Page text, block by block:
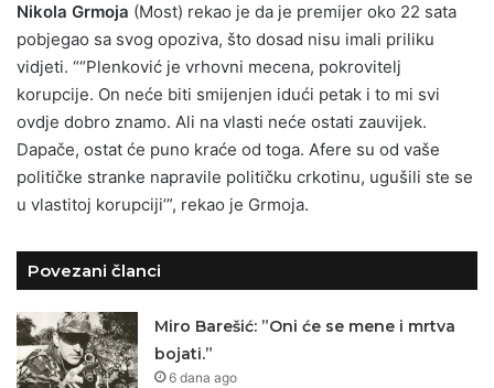
Nikola Grmoja (Most) rekao je da je premijer oko 22 sata
pobjegao sa svog opoziva, što dosad nisu imali priliku
vidjeti. ““Plenković je vrhovni mecena, pokrovitelj
korupcije. On neće biti smijenjen idući petak i to mi svi
ovdje dobro znamo. Ali na vlasti neće ostati zauvijek.
Dapače, ostat će puno kraće od toga. Afere su od vaše
političke stranke napravile političku crkotinu, ugušili ste se
u vlastitoj korupciji’”, rekao je Grmoja.
Povezani članci
Miro Barešić: ”Oni će se mene i mrtva
bojati.”
6 dana ago